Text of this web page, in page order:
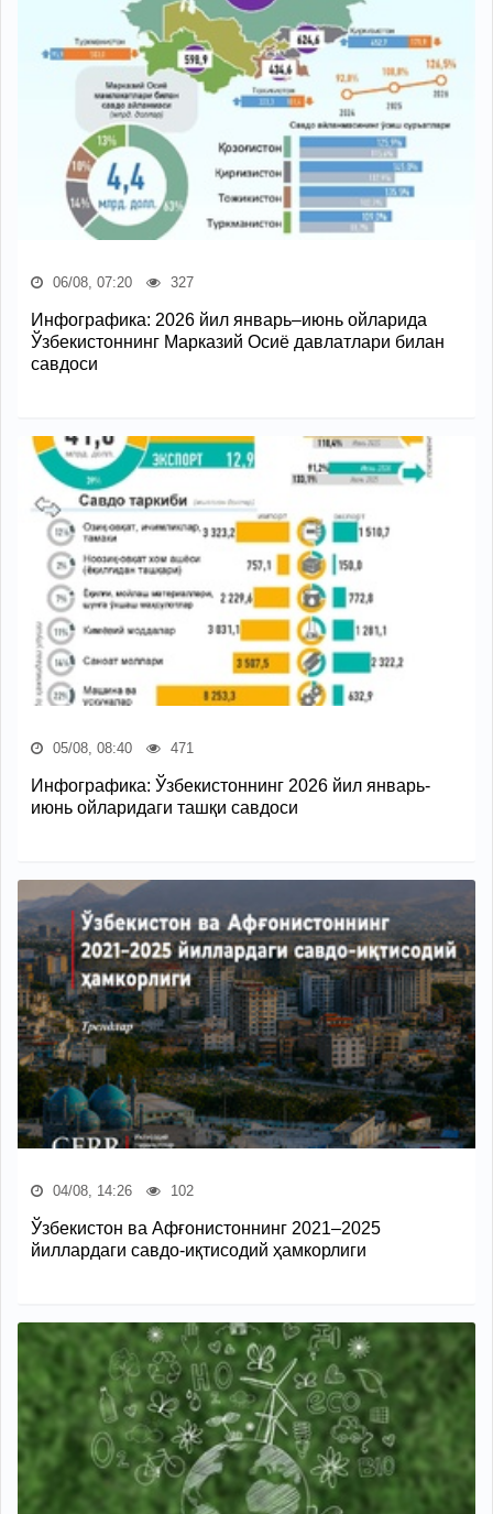
06/08, 07:20 327
Инфографика: 2026 йил январь–июнь ойларида
Ўзбекистоннинг Марказий Осиё давлатлари билан
савдоси
05/08, 08:40 471
Инфографика: Ўзбекистоннинг 2026 йил январь-
июнь ойларидаги ташқи савдоси
04/08, 14:26 102
Ўзбекистон ва Афғонистоннинг 2021–2025
йиллардаги савдо-иқтисодий ҳамкорлиги